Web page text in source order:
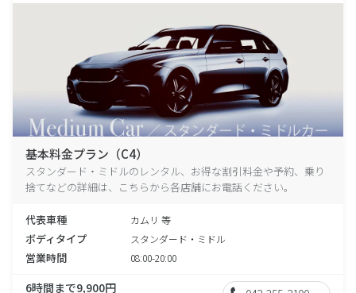
基本料金プラン（C4）
スタンダード・ミドルのレンタル、お得な割引料金や予約、乗り
捨てなどの詳細は、こちらから各店舗にお電話ください。
代表車種 カムリ 等
ボディタイプ スタンダード・ミドル
営業時間 08:00-20:00
6時間まで9,900円